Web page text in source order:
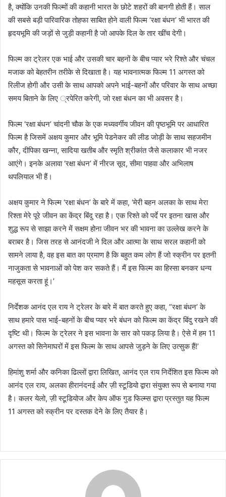
l
है, क्योंकि उनकी फिल्मों की कहानी भारत के छोटे शहरों की बानगी होती हैं। साल
की सबसे बड़ी पारिवारिक तोहफा साबित होने वाली फिल्म ‘रक्षा बंधन’ भी भारत की
हृदयभूमि की जड़ों से जुड़ी कहानी है जो आपके दिल के तार खींच देगी।
फिल्म का ट्रेलर एक भाई और उसकी चार बहनों के बीच प्यार भरे रिश्ते और चंचल
मजाक को बेहतरीन तरीके से दिखाता है। यह भावनात्मक फिल्म 11 अगस्त को
रिलीज होगी और उसी के साथ आपको अपने भाई-बहनों और परिवार के साथ अच्छा
समय बिताने के लिए ्रपेरित करेगी, जो रक्षा बंधन का भी अवसर है।
फिल्म ‘रक्षा बंधन’ चांदनी चौक के एक मध्यवर्गीय जीवन की पृष्ठभूमि पर आधारित
फिल्म है जिसमें अक्षय कुमार और भूमि पेडनेकर की लीड जोड़ी के साथ सहजमीन
कौर, दीपिका खन्ना, सादिया खतीब और स्मृति श्रीकांत जैसे कलाकार भी नजर
आएंगे। इनके अलावा ‘रक्षा बंधन’ में नीरज सूद, सीमा पाहवा और अभिलाष
थपलियाल भी हैं।
अक्षय कुमार ने फिल्म ‘रक्षा बंधन’ के बारे में कहा, ‘मेरी बहन अलका के साथ मेरा
रिश्ता मेरे पूरे जीवन का केंद्र बिंदु रहा है। एक रिश्ते को पर्दे पर इतना खास और
शुद्ध रूप से साझा करने में सक्षम होना जीवन भर की भावना का उल्लेख करने के
बराबर है। जिस तरह से आनंदजी ने दिल और आत्मा के साथ सरल कहानी को
सामने लाया है, वह इस बात का प्रमाण है कि बहुत कम लोग हैं जो स्क्रीन पर इतनी
नाजुकता से भावनाओं को पेश कर सकते हैं। मैं इस फिल्म का हिस्सा बनकर धन्य
महसूस करता हूं।’
निर्देशक आनंद एल राय ने ट्रेलर के बारे में बात करते हुए कहा, ”रक्षा बंधन’ के
साथ हमारे पास भाई-बहनों के बीच प्यार भरे बंधन को फिल्म का केंद्र बिंदु रखने की
दृष्टि थी। फिल्म के ट्रेलर ने इस भावना के सार को पकड़ लिया है। ऐसे में हम 11
अगस्त को सिनेमाघरों में इस फिल्म के साथ आपसे जुड़ने के लिए उत्सुक हैं!’
हिमांशु शर्मा और कनिका ढिल्लों द्वारा लिखित, आनंद एल राय निर्देशित इस फिल्म को
आनंद एल राय, अलका हीरानंदनई और ज़ी स्टूडियो द्वारा संयुक्त रूप से बनाया गया
है। कलर येलो, ज़ी स्टूडियोज और केप ऑफ गुड फिल्म्स द्वारा प्रस्तुत यह फिल्म
11 अगस्त को स्क्रीन पर दस्तक देने के लिए तैयार है।